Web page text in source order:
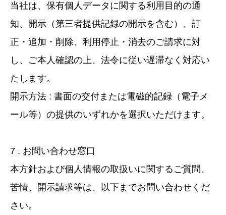
当社は、保有個人データに関する利用目的の通
知、開示（第三者提供記録の開示を含む）、訂
正・追加・削除、利用停止・消去のご請求に対
し、ご本人確認の上、法令に従い遅滞なく対応い
たします。
開示方法 : 書面の交付または電磁的記録（電子メ
ール等）の提供のいずれかを選択いただけます。
7 . お問い合わせ窓口
本方針および個人情報の取扱いに関するご質問、
苦情、開示請求等は、以下までお問い合わせくだ
さい。